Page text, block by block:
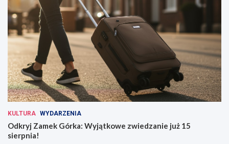
KULTURA WYDARZENIA
Odkryj Zamek Górka: Wyjątkowe zwiedzanie już 15
sierpnia!